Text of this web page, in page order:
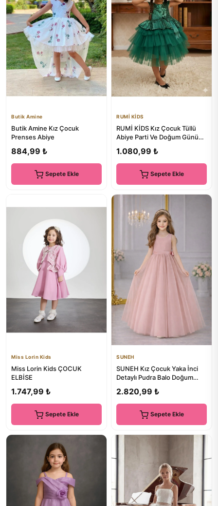
Butik Amine
Butik Amine Kız Çocuk
Prenses Abiye
884,99 ₺
Sepete Ekle
RUMİ KİDS
RUMİ KİDS Kız Çocuk Tüllü
Abiye Parti Ve Doğum Günü
1.080,99 ₺
Sepete Ekle
Miss Lorin Kids
Miss Lorin Kids ÇOCUK
ELBİSE
1.747,99 ₺
Sepete Ekle
SUNEH
SUNEH Kız Çocuk Yaka İnci
Detaylı Pudra Balo Doğum
2.820,99 ₺
Sepete Ekle